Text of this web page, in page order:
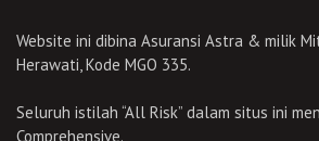
Website ini dibina Asuransi Astra & milik
Herawati, Kode MGO 335.
Seluruh istilah “All Risk” dalam situs ini
Comprehensive.